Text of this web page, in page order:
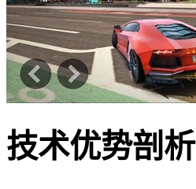
技术优势剖析